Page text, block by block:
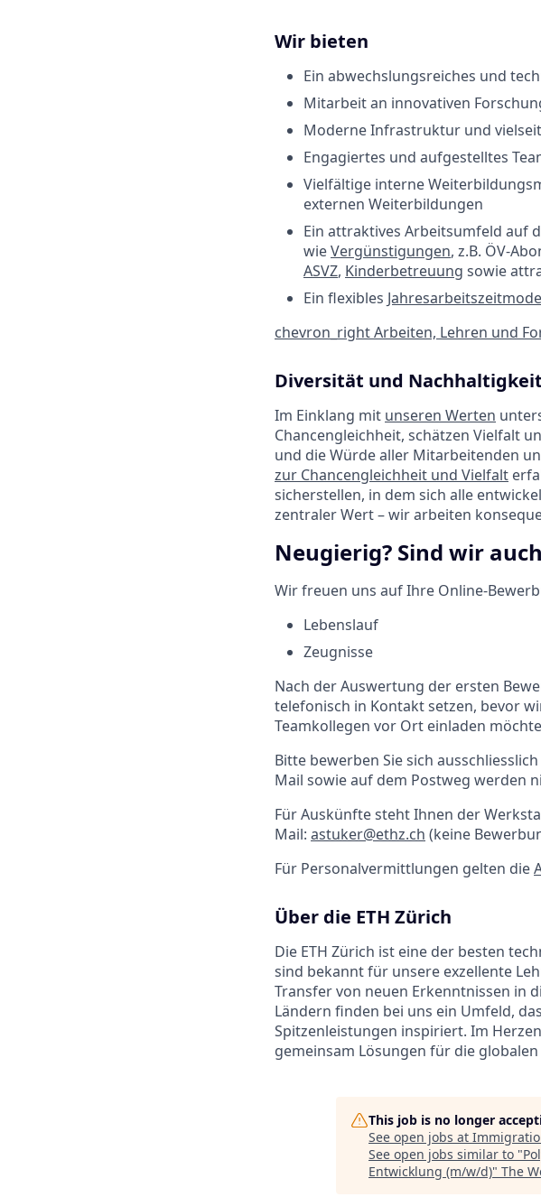
Wir bieten
Ein abwechslungsreiches und
Mitarbeit an innovativen
Moderne Infrastruktur und
Engagiertes und aufgestelltes
Vielfältige interne
externen Weiterbildungen
Ein attraktives Arbeitsumfeld auf
wieVergünstigungen, z.B. ÖV-
ASVZ, Kinderbetreuung sowie
Ein flexibles
chevron_rightArbeiten, Lehren und
Diversität und
Im Einklang mit unseren Werten
Chancengleichheit, schätzen Vielfalt
und die Würde aller Mitarbeitenden
zur Chancengleichheit und Vielfalt
sicherstellen, in dem sich alle
zentraler Wert – wir arbeiten
Neugierig? Sind wir
Wir freuen uns auf Ihre Online-
Lebenslauf
Zeugnisse
Nach der Auswertung der ersten
telefonisch in Kontakt setzen, bevor
Teamkollegen vor Ort einladen
Bitte bewerben Sie sich
Mail sowie auf dem Postweg werden
Für Auskünfte steht Ihnen der
Mail: astuker@ethz.ch (keine
Für Personalvermittlungen gelten die
Über die ETH Zürich
Die ETH Zürich ist eine der besten
sind bekannt für unsere exzellente
Transfer von neuen Erkenntnissen in
Ländern finden bei uns ein Umfeld,
Spitzenleistungen inspiriert. Im
gemeinsam Lösungen für die
This job is no longer
See open jobs at
See open jobs similar to "
Entwicklung (m/w/d)" The